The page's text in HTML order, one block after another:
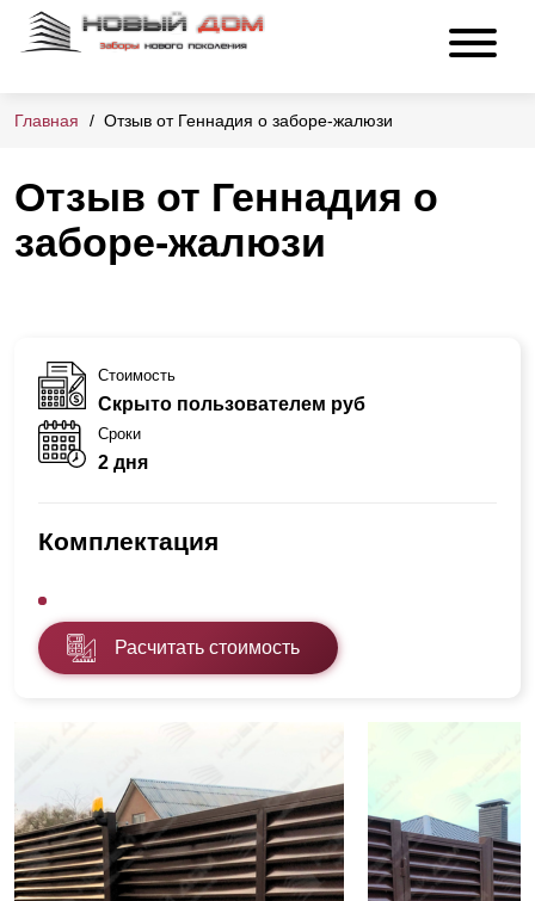
Главная Отзыв от Геннадия о заборе-жалюзи
Отзыв от Геннадия о
заборе-жалюзи
Стоимость
Скрыто пользователем руб
Сроки
2 дня
Комплектация
Расчитать стоимость